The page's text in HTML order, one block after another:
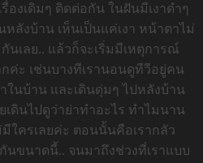
องเดิมๆ ติดต่อกัน ในฝันมีเงาดำๆ
ลังบ้าน เห็นเป็นแค่เงา หน้าตาไม่
นเลย.. แล้วก็จะเริ่มมีเหตุการณ์
ค่ะ เช่นบางทีเรานอนดูทีวีอยู่คน
าในบ้าน และเดินดุ่มๆ ไปหลังบ้าน
เดินไปดูว่าย่าทำอะไร ทำไมนาน
ใครเลยค่ะ ตอนนั้นคือเรากลัว
นขนาดนี้.. จนมาถึงช่วงที่เราแบบ